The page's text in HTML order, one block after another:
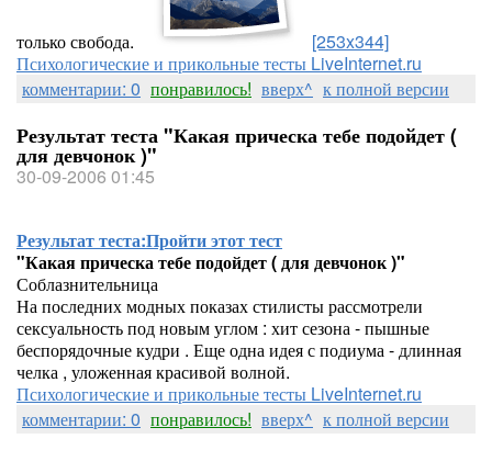
только свобода.
[253x344]
Психологические и прикольные тесты LiveInternet.ru
комментарии: 0 понравилось! вверх^ к полной версии
Результат теста "Какая прическа тебе подойдет (
для девчонок )"
30-09-2006 01:45
Результат теста:Пройти этот тест
"Какая прическа тебе подойдет ( для девчонок )"
Соблазнительница
На последних модных показах стилисты рассмотрели
сексуальность под новым углом : хит сезона - пышные
беспорядочные кудри . Еще одна идея с подиума - длинная
челка , уложенная красивой волной.
Психологические и прикольные тесты LiveInternet.ru
комментарии: 0 понравилось! вверх^ к полной версии